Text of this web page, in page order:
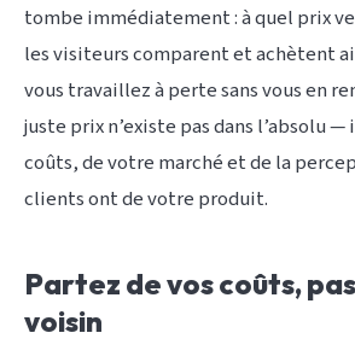
tombe immédiatement : à quel prix
les visiteurs comparent et achètent
vous travaillez à perte sans vous en
juste prix n’existe pas dans l’absolu —
coûts, de votre marché et de la
clients ont de votre produit.
Partez de vos coûts,
voisin